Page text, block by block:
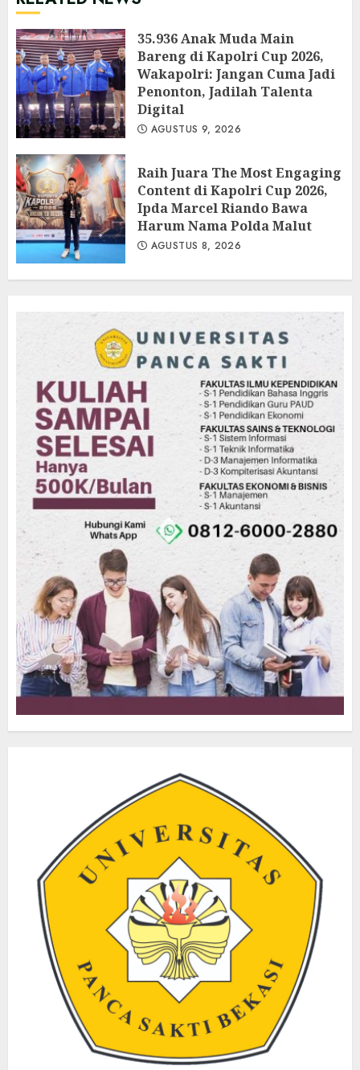
35.936 Anak Muda Main
Bareng di Kapolri Cup 2026,
Wakapolri: Jangan Cuma Jadi
Penonton, Jadilah Talenta
Digital
AGUSTUS 9, 2026
Raih Juara The Most Engaging
Content di Kapolri Cup 2026,
Ipda Marcel Riando Bawa
Harum Nama Polda Malut
AGUSTUS 8, 2026